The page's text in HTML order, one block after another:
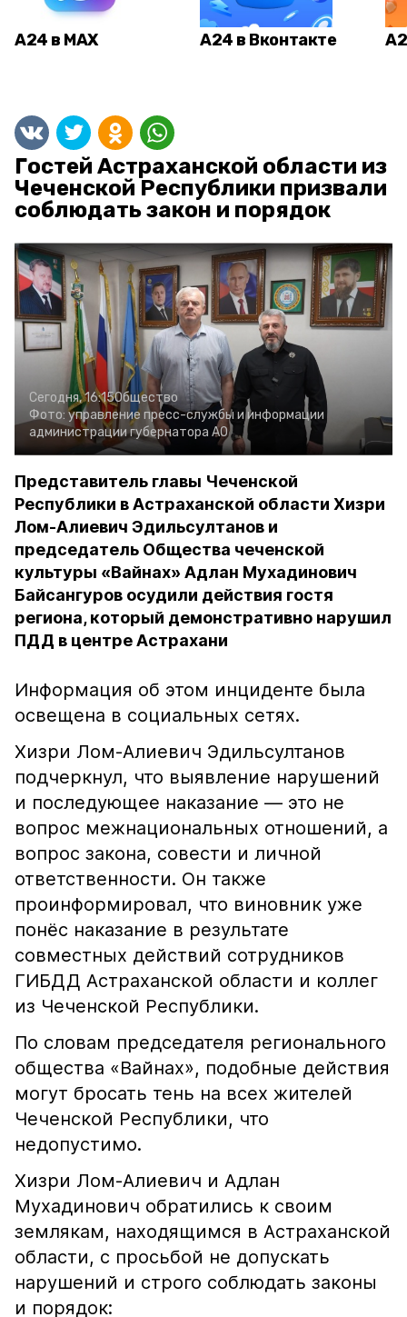
А24 в MAX А24 в Вконтакте
Гостей Астраханской области из
Чеченской Республики призвали
соблюдать закон и порядок
Сегодня, 16:15Общество
Фото: управление пресс-службы и информации
администрации губернатора АО
Представитель главы Чеченской
Республики в Астраханской области Хизри
Лом-Алиевич Эдильсултанов и
председатель Общества чеченской
культуры «Вайнах» Адлан Мухадинович
Байсангуров осудили действия гостя
региона, который демонстративно нарушил
ПДД в центре Астрахани
Информация об этом инциденте была
освещена в социальных сетях.
Хизри Лом-Алиевич Эдильсултанов
подчеркнул, что выявление нарушений
и последующее наказание — это не
вопрос межнациональных отношений, а
вопрос закона, совести и личной
ответственности. Он также
проинформировал, что виновник уже
понёс наказание в результате
совместных действий сотрудников
ГИБДД Астраханской области и коллег
из Чеченской Республики.
По словам председателя регионального
общества «Вайнах», подобные действия
могут бросать тень на всех жителей
Чеченской Республики, что
недопустимо.
Хизри Лом-Алиевич и Адлан
Мухадинович обратились к своим
землякам, находящимся в Астраханской
области, с просьбой не допускать
нарушений и строго соблюдать законы
и порядок: